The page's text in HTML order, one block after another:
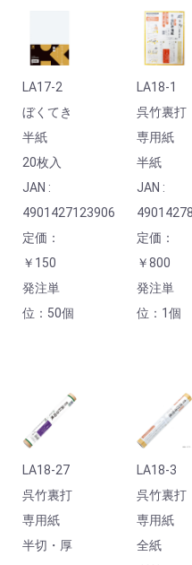
LA17-2
ぼくてき
半紙
20枚入
JAN :
4901427123906
定価：
￥150
発注単
位：50個
LA18-1
呉竹裏打
専用紙
半紙
JAN :
定価：
￥800
発注単
位：1個
LA18-27
呉竹裏打
専用紙
半切・厚
LA18-3
呉竹裏打
専用紙
全紙